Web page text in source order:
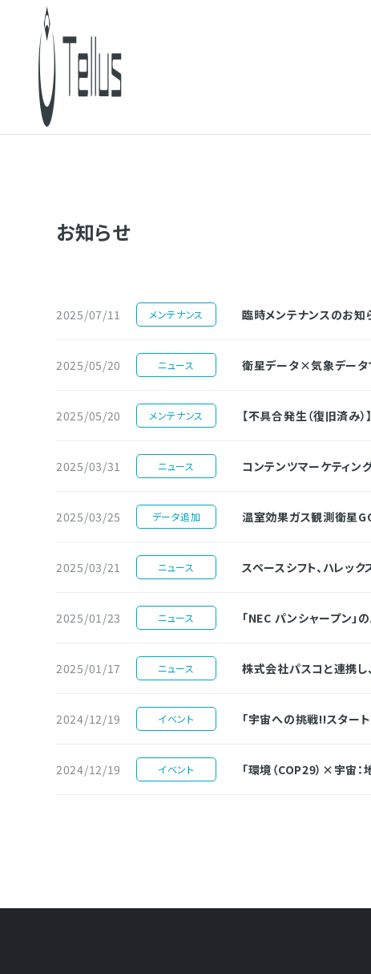
お知らせ
2025/07/11 メンテナンス 臨時メンテナンスのお知
2025/05/20 ニュース 衛星データ×気象データ
2025/05/20 メンテナンス 【不具合発生（復旧済み
2025/03/31 ニュース コンテンツマーケティン
2025/03/25 データ追加 温室効果ガス観測衛星
2025/03/21 ニュース スペースシフト、ハレッ
2025/01/23 ニュース 「NEC パンシャープン
2025/01/17 ニュース 株式会社パスコと連携
2024/12/19 イベント 「宇宙への挑戦‼スター
2024/12/19 イベント 「環境（COP29）×宇宙